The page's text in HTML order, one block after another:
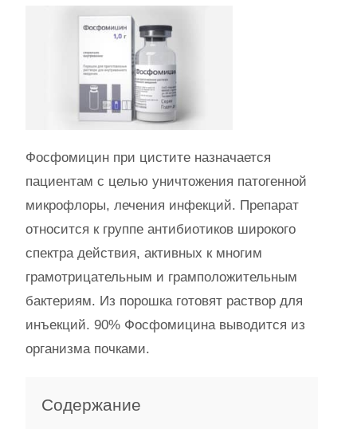
Фосфомицин при цистите назначается
пациентам с целью уничтожения патогенной
микрофлоры, лечения инфекций. Препарат
относится к группе антибиотиков широкого
спектра действия, активных к многим
грамотрицательным и грамположительным
бактериям. Из порошка готовят раствор для
инъекций. 90% Фосфомицина выводится из
организма почками.
Содержание